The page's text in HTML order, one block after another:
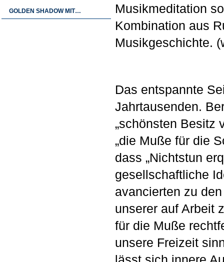
GOLDEN SHADOW MIT…
Musikmeditation
Kombination aus
Musikgeschichte.
Das entspannte
Jahrtausenden.
„schönsten Besitz
„die Muße für die
dass „Nichtstun
gesellschaftliche
avancierten zu
unserer auf Arbeit
für die Muße
unsere Freizeit